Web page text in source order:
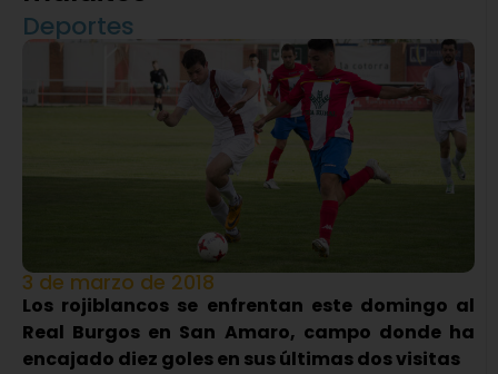
Deportes
3 de marzo de 2018
Los rojiblancos se enfrentan este domingo al
Real Burgos en San Amaro, campo donde ha
encajado diez goles en sus últimas dos visitas